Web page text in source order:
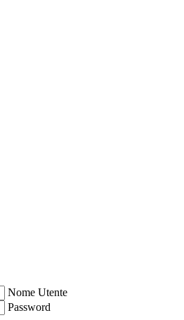
Nome Utente
Password